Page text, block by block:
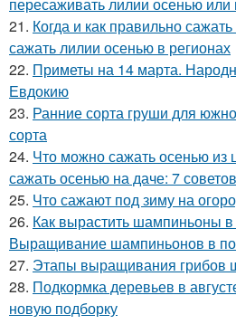
21. Когда и как правильно
сажать лилии осенью в регионах
22. Приметы на 14 марта.
Евдокию
23. Ранние сорта груши для
сорта
24. Что можно сажать осенью из
сажать осенью на даче: 7
25. Что сажают под зиму на
26. Как вырастить шампиньоны
Выращивание шампиньонов в
27. Этапы выращивания грибов
28. Подкормка деревьев в
новую подборку